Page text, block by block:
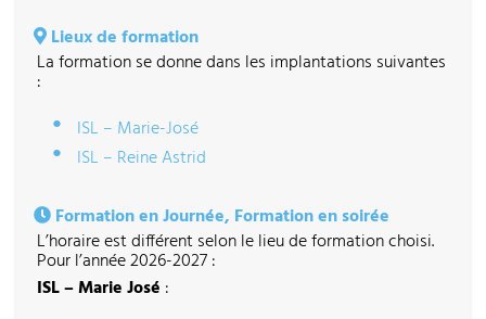
Lieux de formation
La formation se donne dans les implantations suivantes
:
ISL – Marie-José
ISL – Reine Astrid
Formation en Journée, Formation en soirée
L’horaire est différent selon le lieu de formation choisi.
Pour l’année 2026-2027 :
ISL – Marie José :